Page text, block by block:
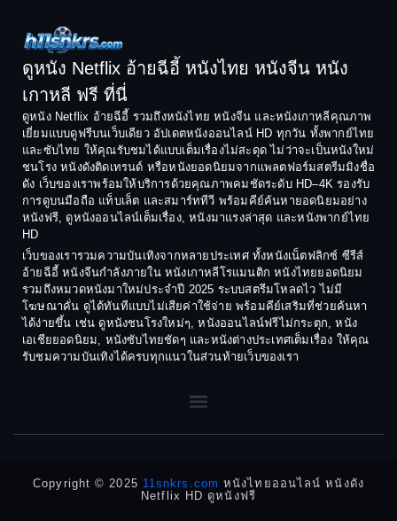
Comedy ตลก
Coming-of-age ชีวิตวัยรุ่น
Crime อาชญากรรม
Crime อาชญากรรม
Culture
Dance เต้น
Dark Comedy ตลกร้าย
DC
Detective สืบสวน
1994
1992
1991
1990
1988
1987
1986
1985
1984
1983
1982
1981
1980
1978
1974
1973
1972
1971
1970
1969
1968
1964
ดูหนัง Netflix อ้ายฉีอี้ หนังไทย หนังจีน หนัง
เกาหลี ฟรี ที่นี่
ดูหนัง Netflix อ้ายฉีอี้ รวมถึงหนังไทย หนังจีน และหนังเกาหลีคุณภาพ
เยี่ยมแบบดูฟรีบนเว็บเดียว อัปเดตหนังออนไลน์ HD ทุกวัน ทั้งพากย์ไทย
และซับไทย ให้คุณรับชมได้แบบเต็มเรื่องไม่สะดุด ไม่ว่าจะเป็นหนังใหม่
ชนโรง หนังดังติดเทรนด์ หรือหนังยอดนิยมจากแพลตฟอร์มสตรีมมิงชื่อ
ดัง เว็บของเราพร้อมให้บริการด้วยคุณภาพคมชัดระดับ HD–4K รองรับ
การดูบนมือถือ แท็บเล็ต และสมาร์ททีวี พร้อมคีย์ค้นหายอดนิยมอย่าง
หนังฟรี, ดูหนังออนไลน์เต็มเรื่อง, หนังมาแรงล่าสุด และหนังพากย์ไทย
HD
เว็บของเรารวมความบันเทิงจากหลายประเทศ ทั้งหนังเน็ตฟลิกซ์ ซีรีส์
อ้ายฉีอี้ หนังจีนกำลังภายใน หนังเกาหลีโรแมนติก หนังไทยยอดนิยม
รวมถึงหมวดหนังมาใหม่ประจำปี 2025 ระบบสตรีมโหลดไว ไม่มี
โฆษณาคั่น ดูได้ทันทีแบบไม่เสียค่าใช้จ่าย พร้อมคีย์เสริมที่ช่วยค้นหา
ได้ง่ายขึ้น เช่น ดูหนังชนโรงใหม่ๆ, หนังออนไลน์ฟรีไม่กระตุก, หนัง
เอเชียยอดนิยม, หนังซับไทยชัดๆ และหนังต่างประเทศเต็มเรื่อง ให้คุณ
รับชมความบันเทิงได้ครบทุกแนวในส่วนท้ายเว็บของเรา
Copyright © 2025 11snkrs.com หนังไทยออนไลน์ หนังดัง
Netflix HD ดูหนังฟรี